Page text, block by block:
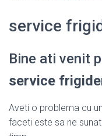
service
Bine ati venit
service
Aveti o problema cu
faceti este sa ne